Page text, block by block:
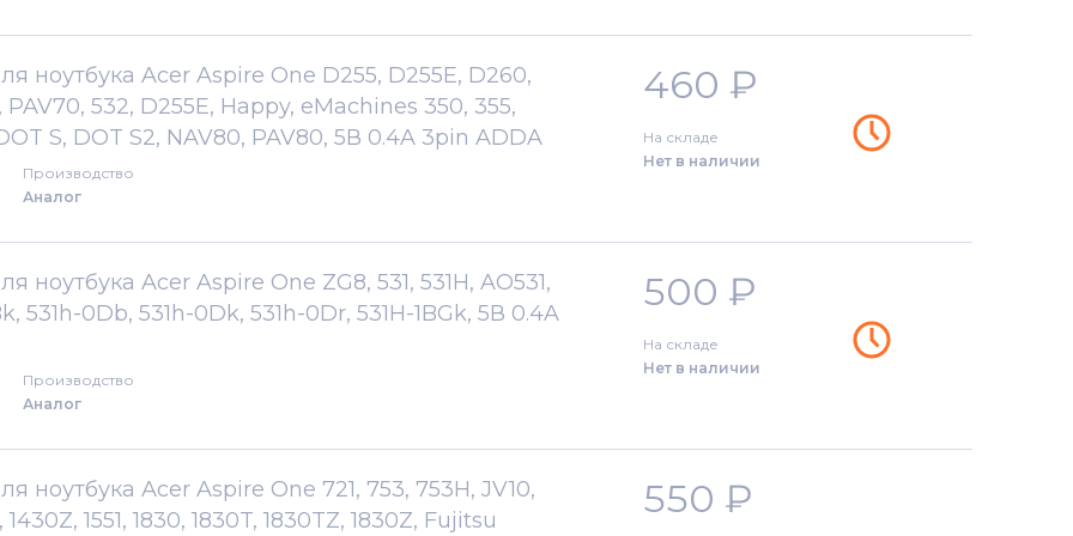
ноутбука Acer Aspire One D255, D255E, D260,
532, D255E, Happy, eMachines 350, 355,
S, DOT S2, NAV80, PAV80, 5В 0.4A 3pin ADDA
Производство
Аналог
460 ₽
На складе
Нет в наличии
ноутбука Acer Aspire One ZG8, 531, 531H, AO531,
531h-0Db, 531h-0Dk, 531h-0Dr, 531H-1BGk, 5В 0.4A
Производство
Аналог
500 ₽
На складе
Нет в наличии
ноутбука Acer Aspire One 721, 753, 753H, JV10,
1551, 1830, 1830T, 1830TZ, 1830Z, Fujitsu
550 ₽